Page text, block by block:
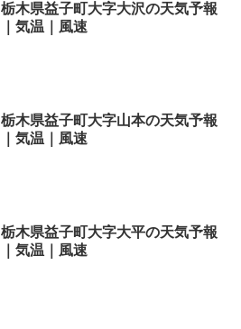
栃木県益子町大字大沢の天気予報
｜気温｜風速
栃木県益子町大字山本の天気予報
｜気温｜風速
栃木県益子町大字大平の天気予報
｜気温｜風速